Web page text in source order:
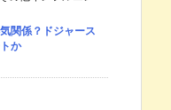
関係？ドジャース
か